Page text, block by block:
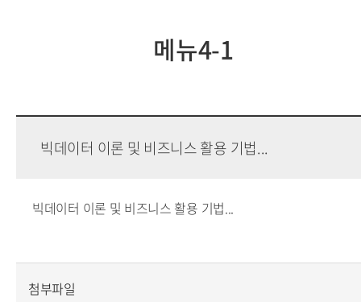
메뉴4-1
빅데이터 이론 및 비즈니스 활용 기법...
빅데이터 이론 및 비즈니스 활용 기법...
첨부파일